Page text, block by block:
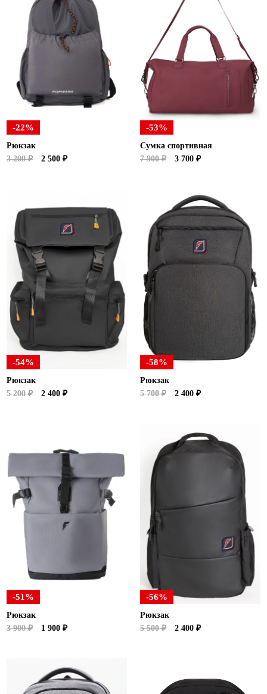
-22%
Рюкзак
3 200 ₽
2 500 ₽
-53%
Сумка спортивная
7 900 ₽
3 700 ₽
-54%
Рюкзак
5 200 ₽
2 400 ₽
-58%
Рюкзак
5 700 ₽
2 400 ₽
-51%
Рюкзак
3 900 ₽
1 900 ₽
-56%
Рюкзак
5 500 ₽
2 400 ₽